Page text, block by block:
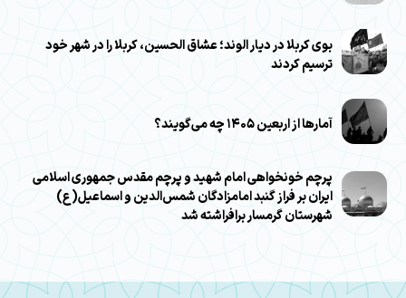
بوی کربلا در دیار الوند؛ عشاق الحسین، کربلا را در شهر خود
ترسیم کردند
آمارها از اربعین ۱۴۰۵ چه می‌گویند؟
پرچم خونخواهی امام شهید و پرچم مقدس جمهوری اسلامی
ایران بر فراز گنبد امامزادگان شمس‌الدین و اسماعیل(ع)
شهرستان گرمسار برافراشته شد